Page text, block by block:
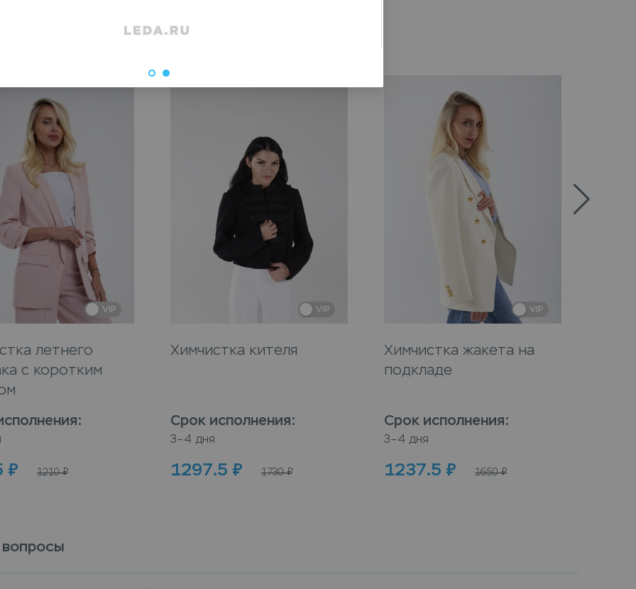
VIP
летнего
с коротким
:
₽ 1210 ₽
VIP
Химчистка кителя
Срок исполнения:
3–4 дня
1297.5 ₽ 1730 ₽
VIP
Химчистка жакета на
подкладе
Срок исполнения:
3–4 дня
1237.5 ₽ 1650 ₽